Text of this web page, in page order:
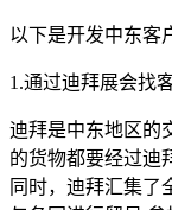
以下是开发中东客
1.通过迪拜展会找
迪拜是中东地区的
的货物都要经过迪
同时，迪拜汇集了